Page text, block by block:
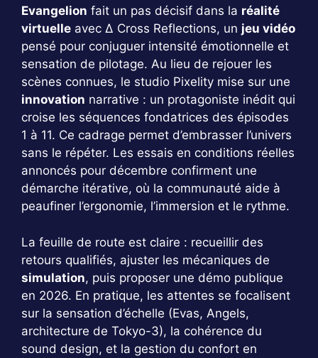
Evangelion fait un pas décisif dans la réalité
virtuelle avec Δ Cross Reflections, un jeu vidéo
pensé pour conjuguer intensité émotionnelle et
sensation de pilotage. Au lieu de rejouer les
scènes connues, le studio Pixelity mise sur une
innovation narrative : un protagoniste inédit qui
croise les séquences fondatrices des épisodes
1 à 11. Ce cadrage permet d’embrasser l’univers
sans le répéter. Les essais en conditions réelles
annoncés pour décembre confirment une
démarche itérative, où la communauté aide à
peaufiner l’ergonomie, l’immersion et le rythme.
La feuille de route est claire : recueillir des
retours qualifiés, ajuster les mécaniques de
simulation, puis proposer une démo publique
en 2026. En pratique, les attentes se focalisent
sur la sensation d’échelle (Evas, Angels,
architecture de Tokyo-3), la cohérence du
sound design, et la gestion du confort en